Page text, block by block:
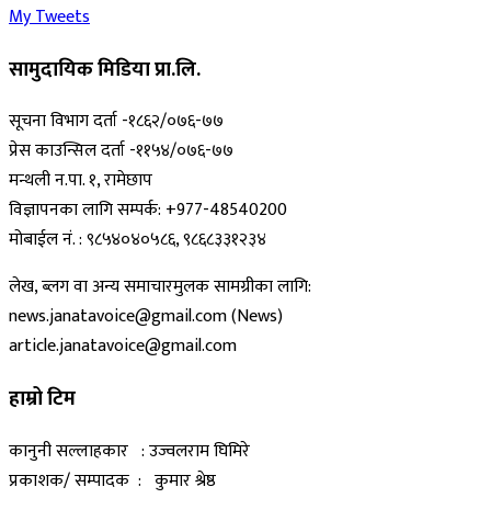
My Tweets
सामुदायिक मिडिया प्रा.लि.
सूचना विभाग दर्ता -१८६२/०७६-७७
प्रेस काउन्सिल दर्ता -११५४/०७६-७७
मन्थली न.पा. १, रामेछाप
विज्ञापनका लागि सम्पर्क: +977-48540200
मोबाईल नं. : ९८५४०४०५८६, ९८६८३३१२३४
लेख, ब्लग वा अन्य समाचारमुलक सामग्रीका लागि:
news.janatavoice@gmail.com (News)
article.janatavoice@gmail.com
हाम्रो टिम
कानुनी सल्लाहकार : उज्वलराम घिमिरे
प्रकाशक/ सम्पादक : कुमार श्रेष्ठ